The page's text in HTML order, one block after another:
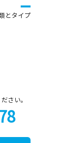
とタイプ
さい。